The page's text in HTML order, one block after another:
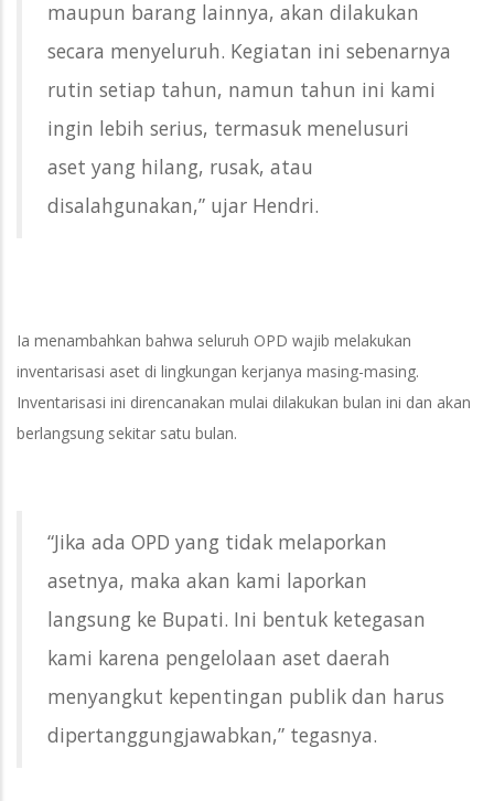
maupun barang lainnya, akan dilakukan
secara menyeluruh. Kegiatan ini sebenarnya
rutin setiap tahun, namun tahun ini kami
ingin lebih serius, termasuk menelusuri
aset yang hilang, rusak, atau
disalahgunakan,” ujar Hendri.
Ia menambahkan bahwa seluruh OPD wajib melakukan
inventarisasi aset di lingkungan kerjanya masing-masing.
Inventarisasi ini direncanakan mulai dilakukan bulan ini dan akan
berlangsung sekitar satu bulan.
“Jika ada OPD yang tidak melaporkan
asetnya, maka akan kami laporkan
langsung ke Bupati. Ini bentuk ketegasan
kami karena pengelolaan aset daerah
menyangkut kepentingan publik dan harus
dipertanggungjawabkan,” tegasnya.